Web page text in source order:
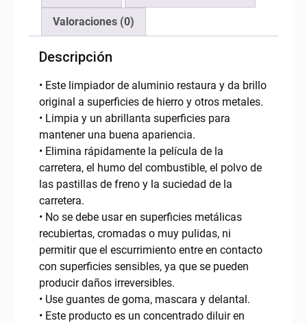
Valoraciones (0)
Descripción
• Este limpiador de aluminio restaura y da brillo
original a superficies de hierro y otros metales.
• Limpia y un abrillanta superficies para
mantener una buena apariencia.
• Elimina rápidamente la película de la
carretera, el humo del combustible, el polvo de
las pastillas de freno y la suciedad de la
carretera.
• No se debe usar en superficies metálicas
recubiertas, cromadas o muy pulidas, ni
permitir que el escurrimiento entre en contacto
con superficies sensibles, ya que se pueden
producir daños irreversibles.
• Use guantes de goma, mascara y delantal.
• Este producto es un concentrado diluir en